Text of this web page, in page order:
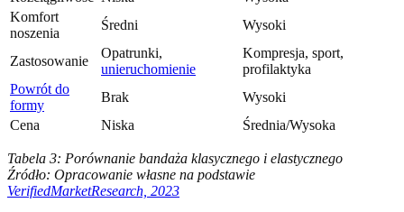
Komfort
noszenia
Średni Wysoki
Zastosowanie
Opatrunki,
unieruchomienie
Kompresja, sport,
profilaktyka
Powrót do
formy
Brak
Wysoki
Cena
Niska Średnia/Wysoka
Tabela 3: Porównanie bandaża klasycznego i elastycznego
Źródło: Opracowanie własne na podstawie
VerifiedMarketResearch, 2023